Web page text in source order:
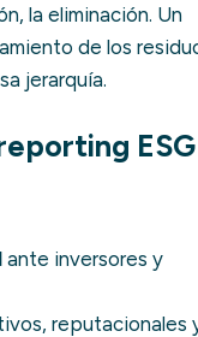
la eliminación. Un
de los
jerarquía.
ESG
ante inversores y
reputacionales